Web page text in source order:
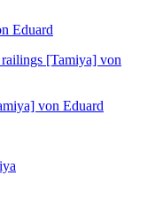
Eduard
[Tamiya] von
von Eduard